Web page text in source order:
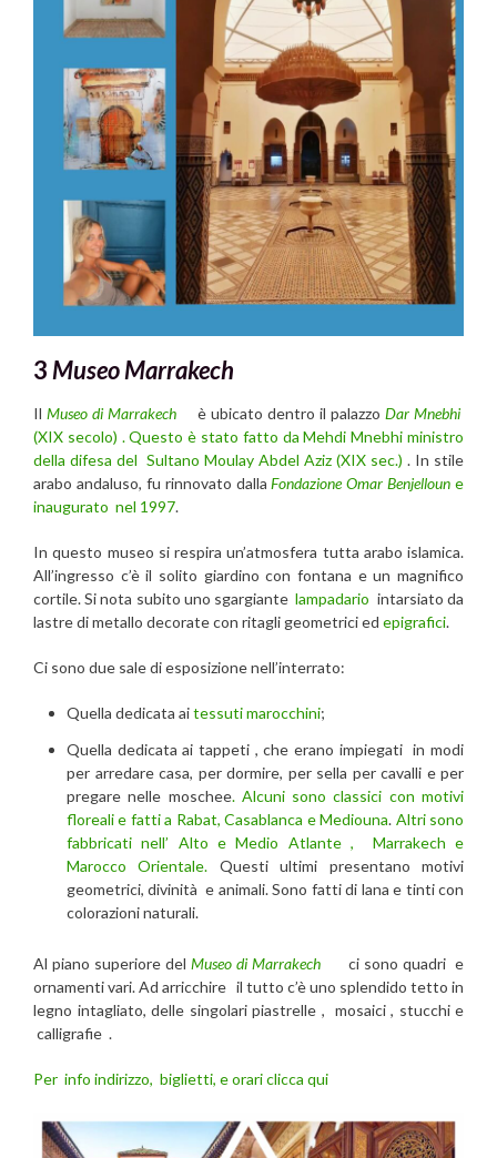
3 Museo Marrakech
Il Museo di Marrakech è ubicato dentro il palazzoDar Mnebhi
(XIX secolo) . Questo è stato fatto da Mehdi Mnebhi ministro
della difesa del Sultano Moulay Abdel Aziz (XIX sec.) . In stile
arabo andaluso, fu rinnovato dallaFondazione Omar Benjelloun e
inaugurato nel 1997.
In questo museo si respira un’atmosfera tutta arabo islamica.
All’ingresso c’è il solito giardino con fontana e un magnifico
cortile. Si nota subito uno sgargiantelampadario intarsiato da
lastre di metallo decorate con ritagli geometrici ed epigrafici.
Ci sono due sale di esposizione nell’interrato:
Quella dedicata aitessuti marocchini;
Quella dedicata ai tappeti , che erano impiegati in modi
per arredare casa, per dormire, per sella per cavalli e per
pregare nelle moschee. Alcuni sono classici con motivi
floreali e fatti a Rabat, Casablanca e Mediouna. Altri sono
fabbricati nell’ Alto e Medio Atlante , Marrakech e
Marocco Orientale. Questi ultimi presentano motivi
geometrici, divinità e animali. Sono fatti di lana e tinti con
colorazioni naturali.
Al piano superiore delMuseo di Marrakech ci sono quadri e
ornamenti vari. Ad arricchire il tutto c’è uno splendido tetto in
legno intagliato, delle singolari piastrelle , mosaici , stucchi e
calligrafie .
Per info indirizzo, biglietti, e orari clicca qui